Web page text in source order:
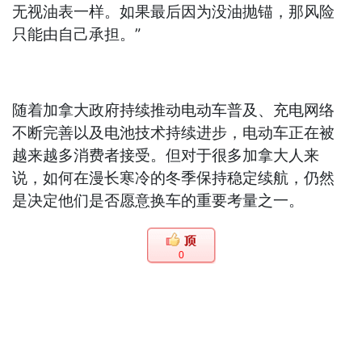
无视油表一样。如果最后因为没油抛锚，那风险
只能由自己承担。”
随着加拿大政府持续推动电动车普及、充电网络
不断完善以及电池技术持续进步，电动车正在被
越来越多消费者接受。但对于很多加拿大人来
说，如何在漫长寒冷的冬季保持稳定续航，仍然
是决定他们是否愿意换车的重要考量之一。
0